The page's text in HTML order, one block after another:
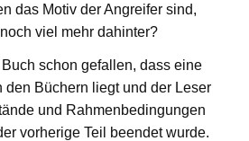
das Motiv der Angreifer sind,
viel mehr dahinter?
schon gefallen, dass eine
Büchern liegt und der Leser
und Rahmenbedingungen
vorherige Teil beendet wurde.